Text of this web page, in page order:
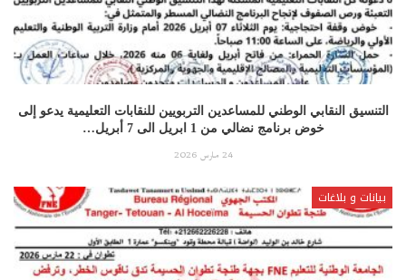
التنسيق النقابي الوطني للمساعدين التربويين للنقابات التعليمية يدعو إلى
خوض برنامج نضالي من 1 ابريل الى 7 أبريل…
24 مارس 2026
بيانات و بلاغات